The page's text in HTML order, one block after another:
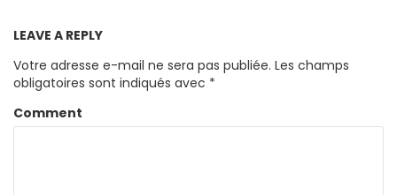
LEAVE A REPLY
Votre adresse e-mail ne sera pas publiée. Les champs
obligatoires sont indiqués avec *
Comment